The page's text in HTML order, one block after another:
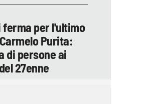
ferma per l'ultimo
Purita:
di persone ai
27enne